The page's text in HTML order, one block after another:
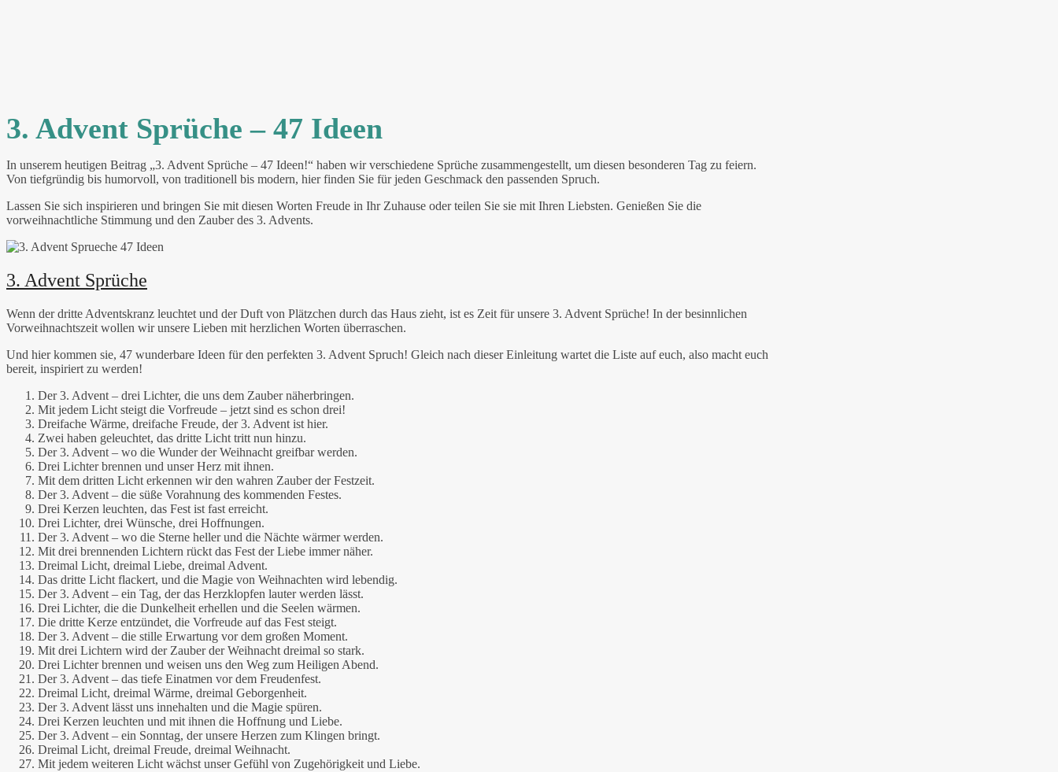
3. Advent Sprüche – 47 Ideen
In unserem heutigen Beitrag „3. Advent Sprüche – 47 Ideen!“ haben wir verschiedene Sprüche zusammengestellt, um diesen besonderen Tag zu feiern.
Von tiefgründig bis humorvoll, von traditionell bis modern, hier finden Sie für jeden Geschmack den passenden Spruch.
Lassen Sie sich inspirieren und bringen Sie mit diesen Worten Freude in Ihr Zuhause oder teilen Sie sie mit Ihren Liebsten. Genießen Sie die
vorweihnachtliche Stimmung und den Zauber des 3. Advents.
3. Advent Sprüche
Wenn der dritte Adventskranz leuchtet und der Duft von Plätzchen durch das Haus zieht, ist es Zeit für unsere 3. Advent Sprüche! In der besinnlichen
Vorweihnachtszeit wollen wir unsere Lieben mit herzlichen Worten überraschen.
Und hier kommen sie, 47 wunderbare Ideen für den perfekten 3. Advent Spruch! Gleich nach dieser Einleitung wartet die Liste auf euch, also macht euch
bereit, inspiriert zu werden!
Der 3. Advent – drei Lichter, die uns dem Zauber näherbringen.
Mit jedem Licht steigt die Vorfreude – jetzt sind es schon drei!
Dreifache Wärme, dreifache Freude, der 3. Advent ist hier.
Zwei haben geleuchtet, das dritte Licht tritt nun hinzu.
Der 3. Advent – wo die Wunder der Weihnacht greifbar werden.
Drei Lichter brennen und unser Herz mit ihnen.
Mit dem dritten Licht erkennen wir den wahren Zauber der Festzeit.
Der 3. Advent – die süße Vorahnung des kommenden Festes.
Drei Kerzen leuchten, das Fest ist fast erreicht.
Drei Lichter, drei Wünsche, drei Hoffnungen.
Der 3. Advent – wo die Sterne heller und die Nächte wärmer werden.
Mit drei brennenden Lichtern rückt das Fest der Liebe immer näher.
Dreimal Licht, dreimal Liebe, dreimal Advent.
Das dritte Licht flackert, und die Magie von Weihnachten wird lebendig.
Der 3. Advent – ein Tag, der das Herzklopfen lauter werden lässt.
Drei Lichter, die die Dunkelheit erhellen und die Seelen wärmen.
Die dritte Kerze entzündet, die Vorfreude auf das Fest steigt.
Der 3. Advent – die stille Erwartung vor dem großen Moment.
Mit drei Lichtern wird der Zauber der Weihnacht dreimal so stark.
Drei Lichter brennen und weisen uns den Weg zum Heiligen Abend.
Der 3. Advent – das tiefe Einatmen vor dem Freudenfest.
Dreimal Licht, dreimal Wärme, dreimal Geborgenheit.
Der 3. Advent lässt uns innehalten und die Magie spüren.
Drei Kerzen leuchten und mit ihnen die Hoffnung und Liebe.
Der 3. Advent – ein Sonntag, der unsere Herzen zum Klingen bringt.
Dreimal Licht, dreimal Freude, dreimal Weihnacht.
Mit jedem weiteren Licht wächst unser Gefühl von Zugehörigkeit und Liebe.